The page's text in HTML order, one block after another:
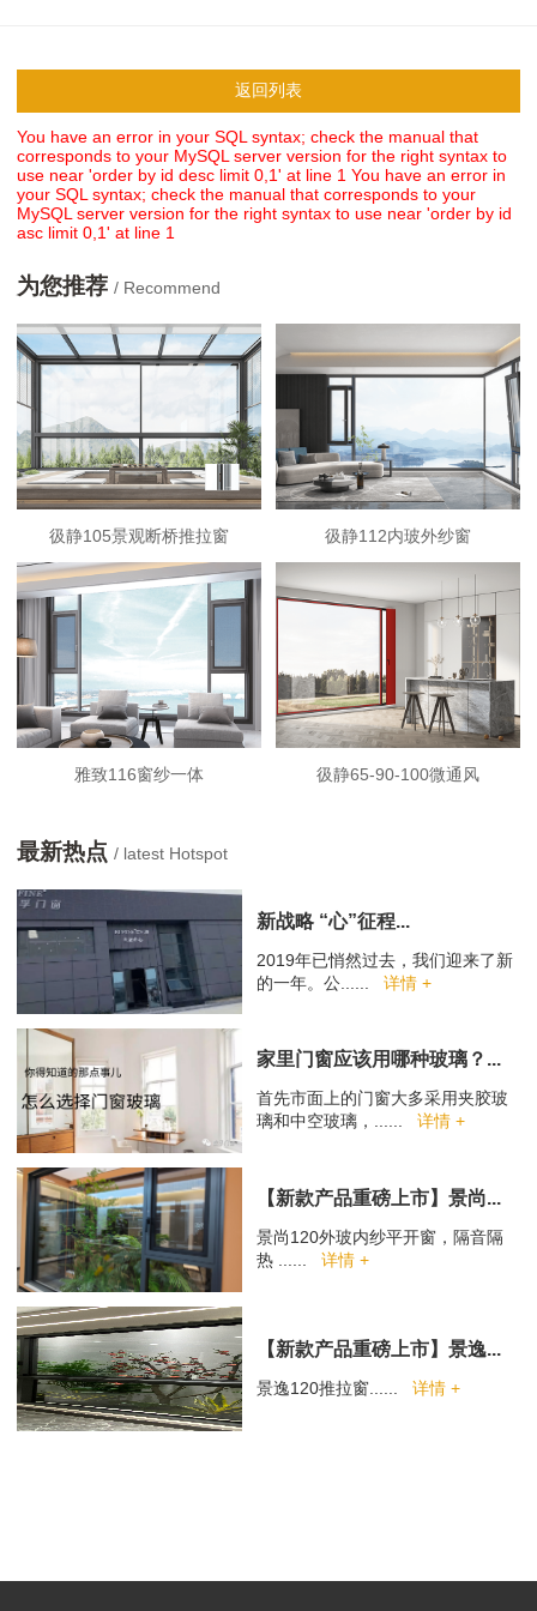
返回列表
You have an error in your SQL syntax; check the manual that
corresponds to your MySQL server version for the right syntax to
use near 'order by id desc limit 0,1' at line 1 You have an error in
your SQL syntax; check the manual that corresponds to your
MySQL server version for the right syntax to use near 'order by id
asc limit 0,1' at line 1
为您推荐/ Recommend
彶静105景观断桥推拉窗 彶静112内玻外纱窗
雅致116窗纱一体 彶静65-90-100微通风
最新热点/ latest Hotspot
新战略 “心”征程...
2019年已悄然过去，我们迎来了新
的一年。公......详情 +
家里门窗应该用哪种玻璃？...
首先市面上的门窗大多采用夹胶玻
璃和中空玻璃，......详情 +
【新款产品重磅上市】景尚...
景尚120外玻内纱平开窗，隔音隔
热 ......详情 +
【新款产品重磅上市】景逸...
景逸120推拉窗......详情 +